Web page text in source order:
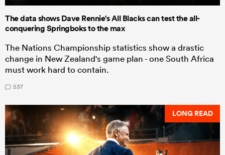
The data shows Dave Rennie's All Blacks can test the all-
conquering Springboks to the max
The Nations Championship statistics show a drastic
change in New Zealand's game plan - one South Africa
must work hard to contain.
537
LONG READ